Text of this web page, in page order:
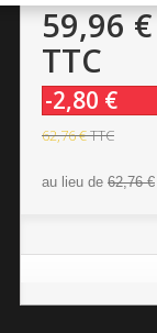
59,96 €
TTC
-2,80 €
62,76 €TTC
au lieu de 62,76 €